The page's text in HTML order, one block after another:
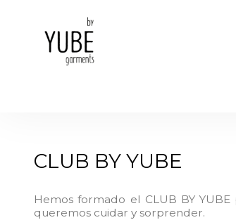
CLUB BY YUBE
Hemos formado el CLUB BY
queremos cuidar y sorprender.